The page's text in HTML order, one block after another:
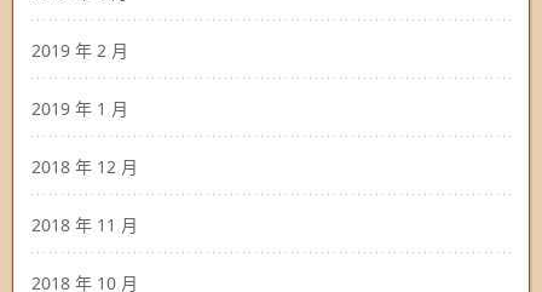
2019 年 2 月
2019 年 1 月
2018 年 12 月
2018 年 11 月
2018 年 10 月